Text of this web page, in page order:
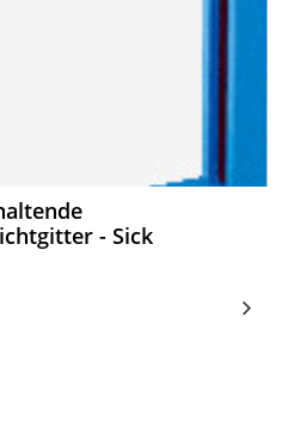
- Sick